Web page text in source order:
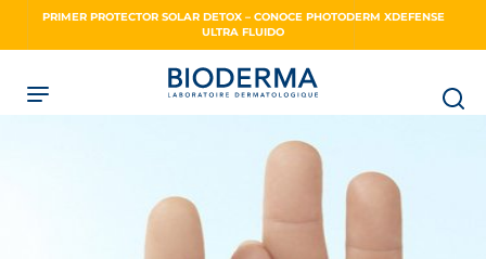
PRIMER PROTECTOR SOLAR DETOX – CONOCE PHOTODERM XDEFENSE
ULTRA FLUIDO